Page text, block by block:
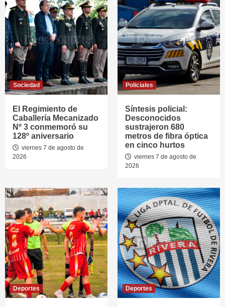
Sociedad
El Regimiento de
Caballería Mecanizado
Nº 3 conmemoró su
128º aniversario
viernes 7 de agosto de
2026
Policiales
Síntesis policial:
Desconocidos
sustrajeron 680
metros de fibra óptica
en cinco hurtos
viernes 7 de agosto de
2026
Deportes Deportes